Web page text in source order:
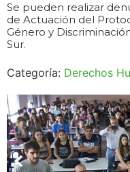
Se pueden realizar
de Actuación del
Género y
Sur.
Categoría: Derechos